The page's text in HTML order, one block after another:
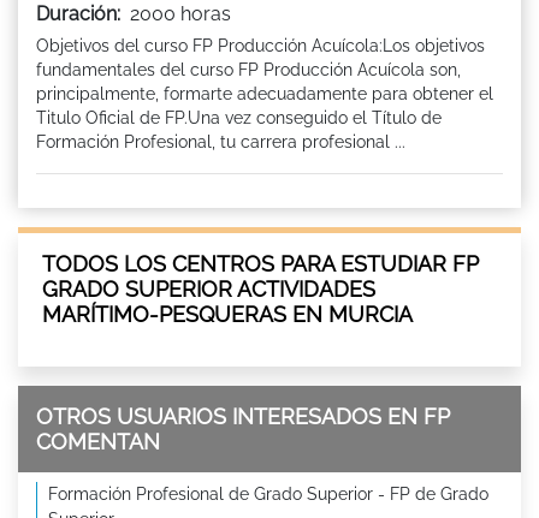
Duración: 2000 horas
Objetivos del curso FP Producción Acuícola:Los objetivos
fundamentales del curso FP Producción Acuícola son,
principalmente, formarte adecuadamente para obtener el
Titulo Oficial de FP.Una vez conseguido el Título de
Formación Profesional, tu carrera profesional ...
TODOS LOS CENTROS PARA ESTUDIAR FP
GRADO SUPERIOR ACTIVIDADES
MARÍTIMO-PESQUERAS EN MURCIA
OTROS USUARIOS INTERESADOS EN FP
COMENTAN
Formación Profesional de Grado Superior - FP de Grado